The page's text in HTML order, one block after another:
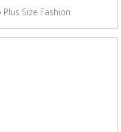
Size Fashion